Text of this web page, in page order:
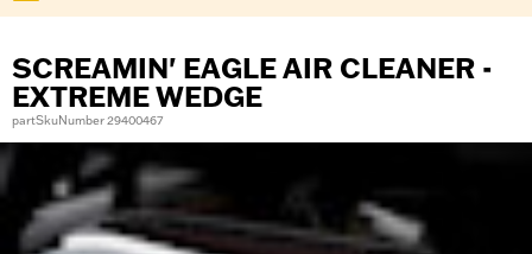
SCREAMIN' EAGLE AIR CLEANER -
EXTREME WEDGE
partSkuNumber 29400467